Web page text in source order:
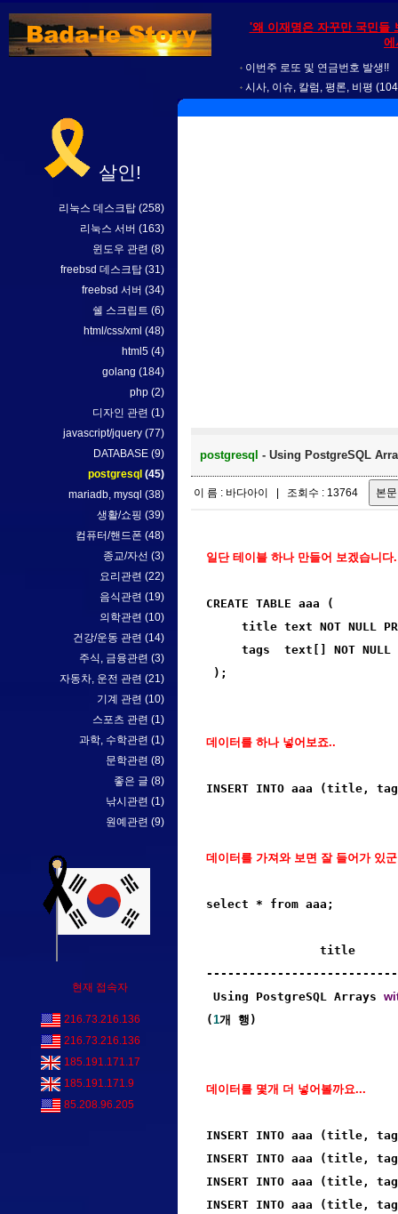
'왜 이재명은 자꾸만 국민들
에
이번주 로또 및 연금번호 발생!!
시사, 이슈, 칼럼, 평론, 비평
살인!
리눅스 데스크탑 (258)
리눅스 서버 (163)
윈도우 관련 (8)
freebsd 데스크탑 (31)
freebsd 서버 (34)
쉘 스크립트 (6)
html/css/xml (48)
html5 (4)
golang (184)
php (2)
디자인 관련 (1)
javascript/jquery (77)
DATABASE (9)
postgresql (45)
mariadb, mysql (38)
생활/쇼핑 (39)
컴퓨터/핸드폰 (48)
종교/자선 (3)
요리관련 (22)
음식관련 (19)
의학관련 (10)
건강/운동 관련 (14)
주식, 금융관련 (3)
자동차, 운전 관련 (21)
기계 관련 (10)
스포츠 관련 (1)
과학, 수학관련 (1)
문학관련 (8)
좋은 글 (8)
낚시관련 (1)
원예관련 (9)
현재 접속자
216.73.216.136
216.73.216.136
185.191.171.17
185.191.171.9
85.208.96.205
postgresql - Using PostgreSQL
이 름 : 바다아이 | 조회수 : 13764
일단 테이블 하나 만들어 보겠습니
CREATE TABLE aaa (
title text NOT NULL
tags  text[] NOT NULL
);
데이터를 하나 넣어보죠..
INSERT INTO aaa (title,
데이터를 가져와 보면 잘 들어가 있
select * from aaa;
title
Using PostgreSQL Arrays
(1개 행)
데이터를 몇개 더 넣어볼까요...
INSERT INTO aaa (title,
INSERT INTO aaa (title,
INSERT INTO aaa (title,
INSERT INTO aaa (title,